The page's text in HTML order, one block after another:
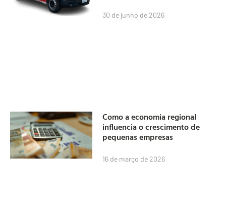
30 de junho de 2026
Como a economia regional
influencia o crescimento de
pequenas empresas
16 de março de 2026